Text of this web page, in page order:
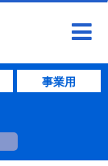
事業用